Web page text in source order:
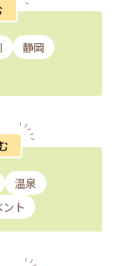
静岡
温泉
ト